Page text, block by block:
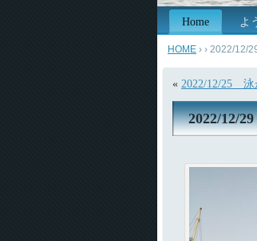
Home よ
HOME › › 2022/12/
« 2022/12/25 泳
2022/12/